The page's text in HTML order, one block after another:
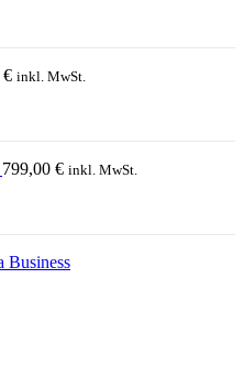
€ inkl. MwSt.
799,00 € inkl. MwSt.